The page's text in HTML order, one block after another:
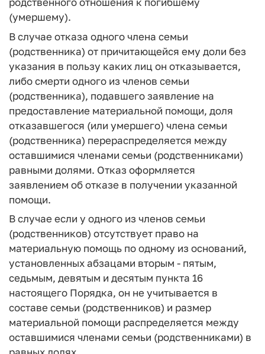
(умершему).
В случае отказа одного члена семьи
(родственника) от причитающейся ему доли без
указания в пользу каких лиц он отказывается,
либо смерти одного из членов семьи
(родственника), подавшего заявление на
предоставление материальной помощи, доля
отказавшегося (или умершего) члена семьи
(родственника) перераспределяется между
оставшимися членами семьи (родственниками)
равными долями. Отказ оформляется
заявлением об отказе в получении указанной
помощи.
В случае если у одного из членов семьи
(родственников) отсутствует право на
материальную помощь по одному из оснований,
установленных абзацами вторым - пятым,
седьмым, девятым и десятым пункта 16
настоящего Порядка, он не учитывается в
составе семьи (родственников) и размер
материальной помощи распределяется между
оставшимися членами семьи (родственниками) в